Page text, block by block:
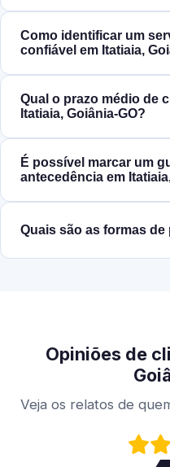
Como identificar um
confiável em Itatiaia,
Qual o prazo médio de
Itatiaia, Goiânia‑GO?
É possível marcar um
antecedência em
Quais são as formas
Opiniões de
Veja os relatos de